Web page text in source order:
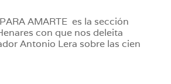
AMARTE es la sección
con que nos deleita
Antonio Lera sobre las cien